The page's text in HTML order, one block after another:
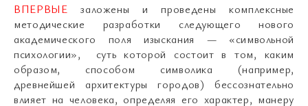
ВПЕРВЫЕ заложены и проведены комплексные
методические разработки следующего нового
академического поля изыскания — «символьной
психологии», суть которой состоит в том, каким
образом, способом символика (например,
древнейшей архитектуры городов) бессознательно
влияет на человека, определяя его характер, манеру